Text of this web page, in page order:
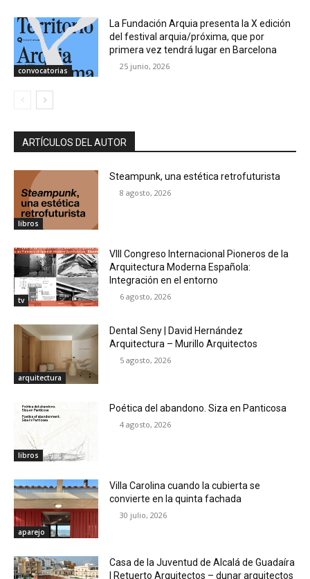
convocatorias
La Fundación Arquia presenta la X edición
del festival arquia/próxima, que por
primera vez tendrá lugar en Barcelona
25 junio, 2026
ARTÍCULOS DEL AUTOR
libros
Steampunk, una estética retrofuturista
8 agosto, 2026
tv
VIII Congreso Internacional Pioneros de la
Arquitectura Moderna Española:
Integración en el entorno
6 agosto, 2026
arquitectura
Dental Seny | David Hernández
Arquitectura – Murillo Arquitectos
5 agosto, 2026
libros
Poética del abandono. Siza en Panticosa
4 agosto, 2026
aparejo
Villa Carolina cuando la cubierta se
convierte en la quinta fachada
30 julio, 2026
Casa de la Juventud de Alcalá de Guadaíra
| Retuerto Arquitectos – dunar arquitectos